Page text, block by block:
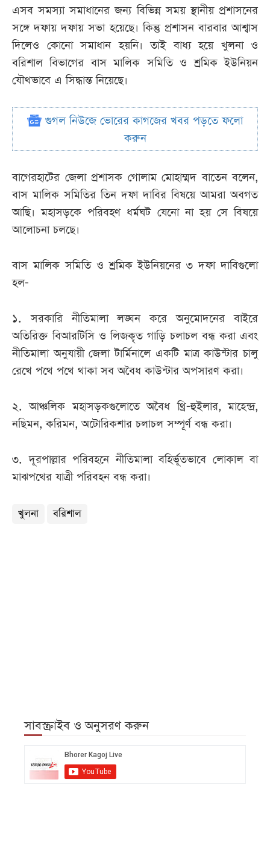
এসব সমস্যা সমাধানের জন্য বিভিন্ন সময় স্থানীয় প্রশাসনের
সঙ্গে দফায় দফায় সভা হয়েছে। কিন্তু প্রশাসন বারবার আশ্বাস
দিলেও কোনো সমাধান হয়নি। তাই বাধ্য হয়ে খুলনা ও
বরিশাল বিভাগের বাস মালিক সমিতি ও শ্রমিক ইউনিয়ন
যৌথভাবে এ সিদ্ধান্ত নিয়েছে।
গুগল নিউজে ভোরের কাগজের খবর পড়তে ফলো
করুন
বাগেরহাটের জেলা প্রশাসক গোলাম মোহাম্মদ বাতেন বলেন,
বাস মালিক সমিতির তিন দফা দাবির বিষয়ে আমরা অবগত
আছি। মহাসড়কে পরিবহণ ধর্মঘট যেনো না হয় সে বিষয়ে
আলোচনা চলছে।
বাস মালিক সমিতি ও শ্রমিক ইউনিয়নের ৩ দফা দাবিগুলো
হল-
১. সরকারি নীতিমালা লঙ্ঘন করে অনুমোদনের বাইরে
অতিরিক্ত বিআরটিসি ও লিজকৃত গাড়ি চলাচল বন্ধ করা এবং
নীতিমালা অনুযায়ী জেলা টার্মিনালে একটি মাত্র কাউন্টার চালু
রেখে পথে পথে থাকা সব অবৈধ কাউন্টার অপসারণ করা।
২. আঞ্চলিক মহাসড়কগুলোতে অবৈধ থ্রি-হুইলার, মাহেন্দ্র,
নছিমন, করিমন, অটোরিকশার চলাচল সম্পূর্ণ বন্ধ করা।
৩. দূরপাল্লার পরিবহনে নীতিমালা বহির্ভূতভাবে লোকাল বা
মাঝপথের যাত্রী পরিবহন বন্ধ করা।
খুলনা বরিশাল
সাবস্ক্রাইব ও অনুসরণ করুন